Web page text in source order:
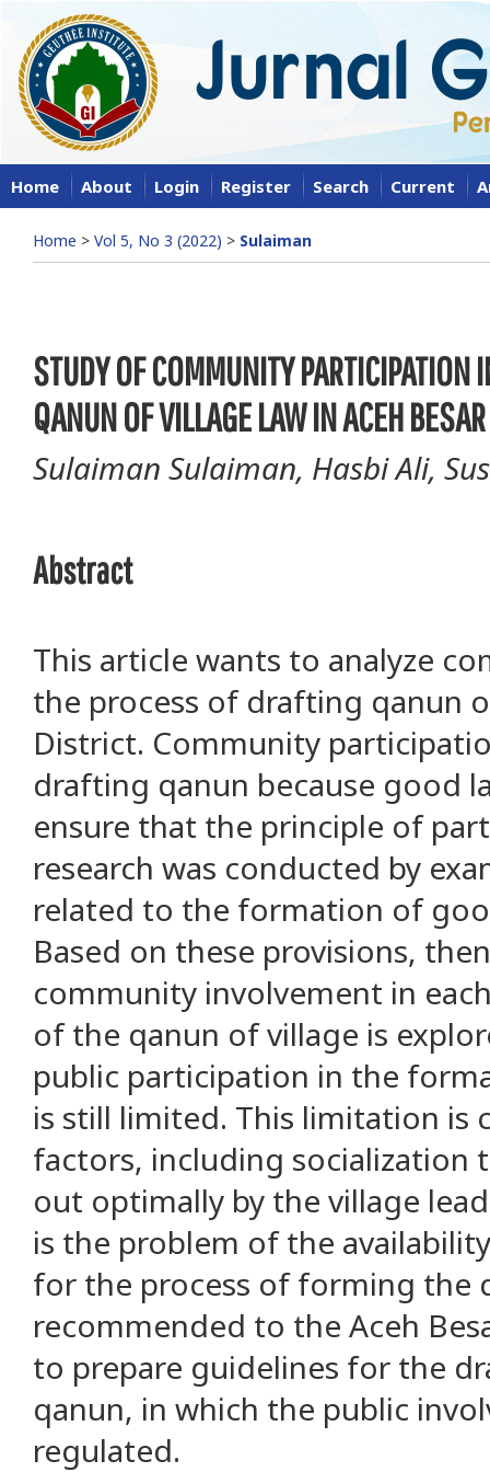
Home About Login Register Search Current
Home > Vol 5, No 3 (2022) > Sulaiman
STUDY OF COMMUNITY PARTICIPATION
QANUN OF VILLAGE LAW IN ACEH
Sulaiman Sulaiman, Hasbi Ali,
Abstract
This article wants to analyze
the process of drafting qanun
District. Community
drafting qanun because good
ensure that the principle of
research was conducted by
related to the formation of
Based on these provisions,
community involvement in
of the qanun of village is
public participation in the
is still limited. This limitation is
factors, including socialization
out optimally by the village
is the problem of the
for the process of forming the
recommended to the Aceh
to prepare guidelines for the
qanun, in which the public
regulated.